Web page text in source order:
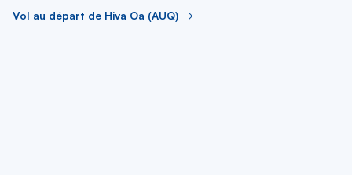
Vol au départ de Hiva Oa (AUQ)